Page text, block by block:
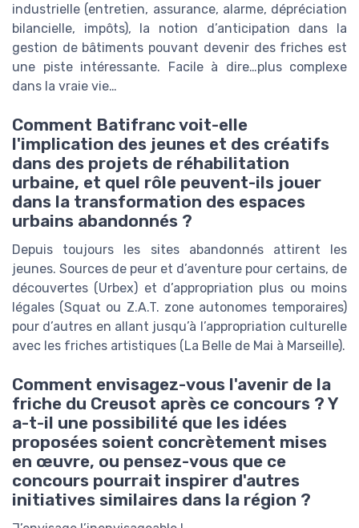
industrielle (entretien, assurance, alarme, dépréciation
bilancielle, impôts), la notion d’anticipation dans la
gestion de bâtiments pouvant devenir des friches est
une piste intéressante. Facile à dire…plus complexe
dans la vraie vie…
Comment Batifranc voit-elle
l'implication des jeunes et des créatifs
dans des projets de réhabilitation
urbaine, et quel rôle peuvent-ils jouer
dans la transformation des espaces
urbains abandonnés ?
Depuis toujours les sites abandonnés attirent les
jeunes. Sources de peur et d’aventure pour certains, de
découvertes (Urbex) et d’appropriation plus ou moins
légales (Squat ou Z.A.T. zone autonomes temporaires)
pour d’autres en allant jusqu’à l’appropriation culturelle
avec les friches artistiques (La Belle de Mai à Marseille).
Comment envisagez-vous l'avenir de la
friche du Creusot après ce concours ? Y
a-t-il une possibilité que les idées
proposées soient concrètement mises
en œuvre, ou pensez-vous que ce
concours pourrait inspirer d'autres
initiatives similaires dans la région ?